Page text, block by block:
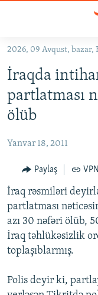
Əsas
qayıt
Əsas
naviqasiyaya
qayıt
#İZAHLA
KORRUPSIOMETR
FƏRQƏ BAX
QANUNI DOĞRU
ARAŞDIRMA
MULTIMEDIA
VIDEO
FOTOQALEREYA
İNFOQRAFIKA
RADIO ARXIV
OXU ZALI
AZƏRBAYCAN
HAQQIMIZDA
MISSIYAMIZ
BIZI IZLƏ
2026, 09 Avqust, bazar,
İraqda
partlatması
ölüb
Yanvar 18, 2011
Paylaş
İraq rəsmiləri
partlatması
azı 30 nəfəri ölüb,
İraq təhlükəsizlik
toplaşıblarmış.
Polis deyir ki,